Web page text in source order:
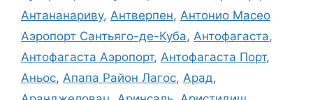
Антананариву, Антверпен, Антонио Масео
Аэропорт Сантьяго-де-Куба, Антофагаста,
Антофагаста Аэропорт, Антофагаста Порт,
Аньос, Апапа Район Лагос, Арад,